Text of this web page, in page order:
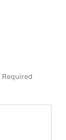
Required